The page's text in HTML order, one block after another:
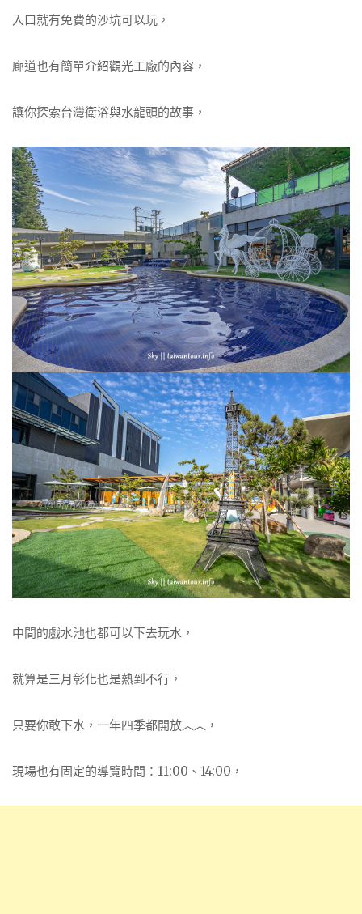
入口就有免費的沙坑可以玩，
廊道也有簡單介紹觀光工廠的內容，
讓你探索台灣衛浴與水龍頭的故事，
中間的戲水池也都可以下去玩水，
就算是三月彰化也是熱到不行，
只要你敢下水，一年四季都開放︿︿，
現場也有固定的導覽時間：11:00、14:00，